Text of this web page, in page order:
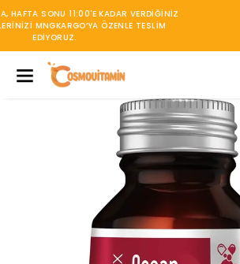
450TL ÜZERİ KARGO BEDAVA